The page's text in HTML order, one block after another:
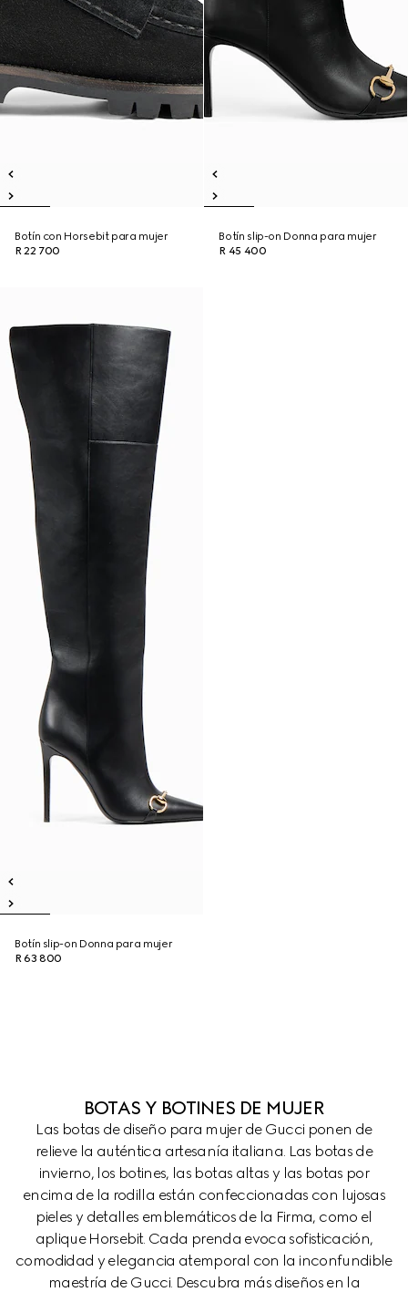
Botín con Horsebit para mujer
R 22 700
Botín slip-on Donna para mujer
R 45 400
Botín slip-on Donna para mujer
R 63 800
BOTAS Y BOTINES DE MUJER
Las botas de diseño para mujer de Gucci ponen de
relieve la auténtica artesanía italiana. Las botas de
invierno, los botines, las botas altas y las botas por
encima de la rodilla están confeccionadas con lujosas
pieles y detalles emblemáticos de la Firma, como el
aplique Horsebit. Cada prenda evoca sofisticación,
comodidad y elegancia atemporal con la inconfundible
maestría de Gucci. Descubra más diseños en la